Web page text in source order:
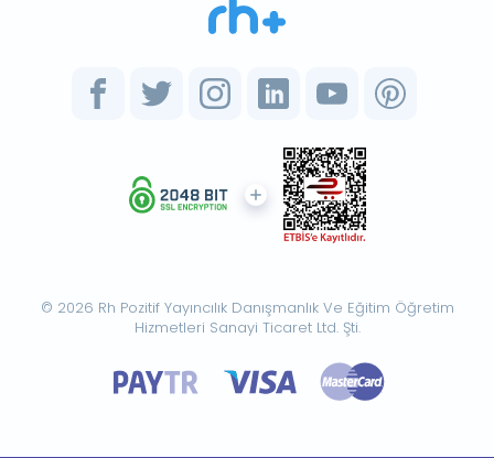
© 2026 Rh Pozitif Yayıncılık Danışmanlık Ve Eğitim Öğretim
Hizmetleri Sanayi Ticaret Ltd. Şti.